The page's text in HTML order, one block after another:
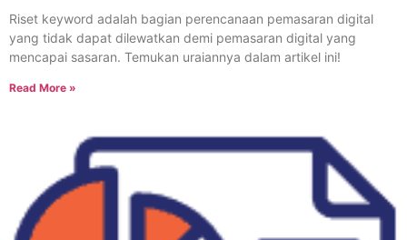
Riset keyword adalah bagian perencanaan pemasaran digital
yang tidak dapat dilewatkan demi pemasaran digital yang
mencapai sasaran. Temukan uraiannya dalam artikel ini!
Read More »